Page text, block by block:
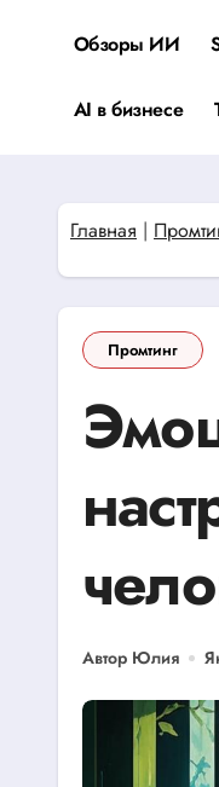
Обзоры ИИ
AI в бизнесе
Главная |
Промтинг
Автор Юлия